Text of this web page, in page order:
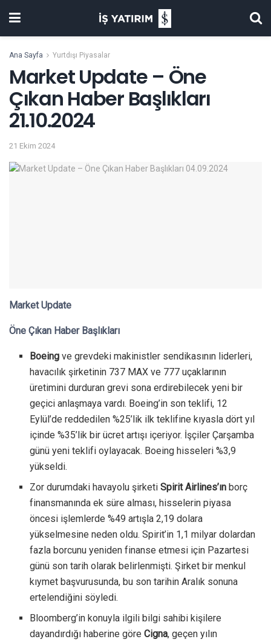
Ana Sayfa Yurtdışı Piyasalar
Market Update – Öne
Çıkan Haber Başlıkları
21.10.2024
21 Ekim 2024
Market Update
Öne Çıkan Haber Başlıkları
Boeingve grevdeki makinistler sendikasının liderleri,
havacılık şirketinin 737 MAX ve 777 uçaklarının
üretimini durduran grevi sona erdirebilecek yeni bir
geçici anlaşmaya vardı. Boeing’in son teklifi, 12
Eylül’de reddedilen %25’lik ilk teklifine kıyasla dört yıl
içinde %35’lik bir ücret artışı içeriyor. İşçiler Çarşamba
günü yeni teklifi oylayacak. Boeing hisseleri %3,9
yükseldi.
Zor durumdaki havayolu şirketiSpirit Airlines’ın borç
finansmanında ek süre alması, hisselerin piyasa
öncesi işlemlerde %49 artışla 2,19 dolara
yükselmesine neden oldu. Spirit’in 1,1 milyar dolardan
fazla borcunu yeniden finanse etmesi için Pazartesi
günü son tarih olarak belirlenmişti. Şirket bir menkul
kıymet başvurusunda, bu son tarihin Aralık sonuna
ertelendiğini söyledi.
Bloomberg’in konuyla ilgili bilgi sahibi kişilere
dayandırdığı haberine göreCigna, geçen yılın